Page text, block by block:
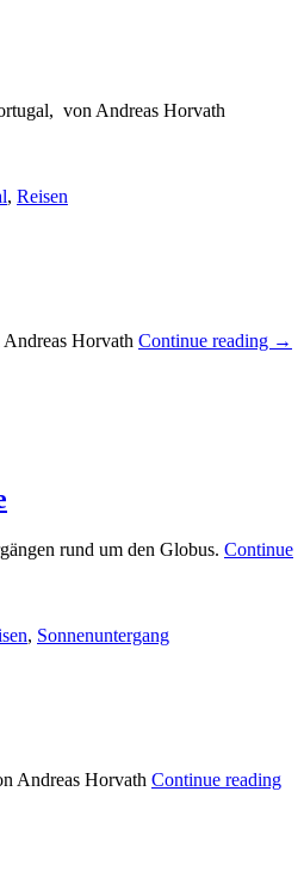
von Andreas Horvath
, Reisen
Horvath Continue reading →
rund um den Globus. Continue
, Sonnenuntergang
Andreas Horvath Continue reading